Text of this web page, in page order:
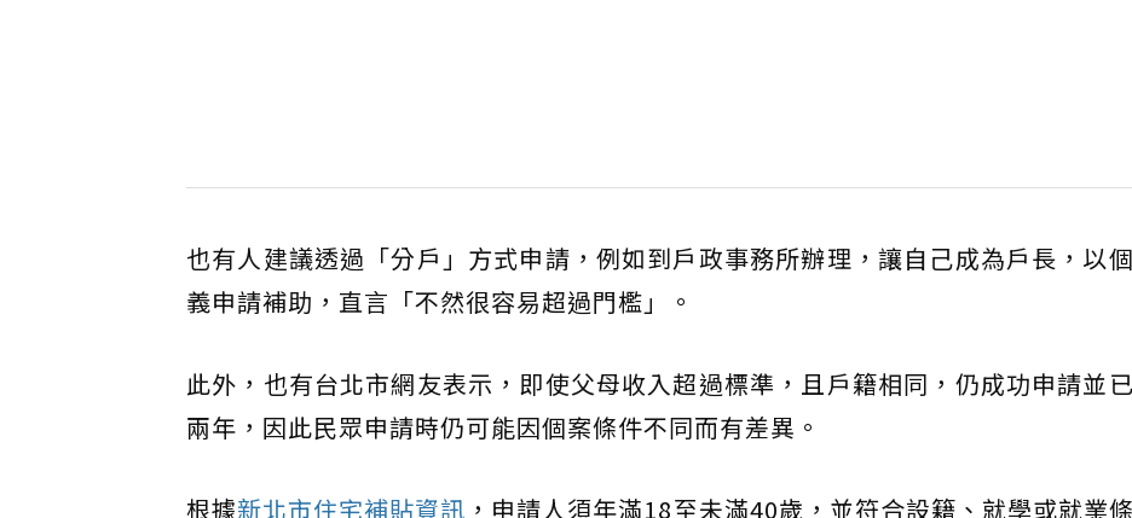
也有人建議透過「分戶」方式申請，例如到戶政事務所辦理，讓自己成為戶長，以
義申請補助，直言「不然很容易超過門檻」。
此外，也有台北市網友表示，即使父母收入超過標準，且戶籍相同，仍成功申請並
兩年，因此民眾申請時仍可能因個案條件不同而有差異。
根據新北市住宅補貼資訊 ，申請人須年滿18至未滿40歲，並符合設籍、就學或就業條